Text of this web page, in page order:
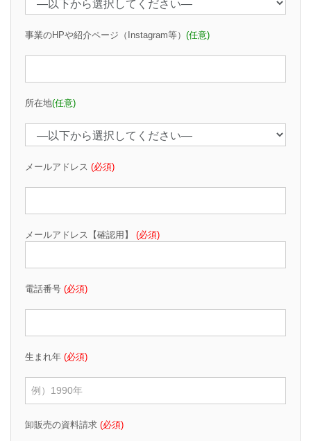
事業のHPや紹介ページ（Instagram等） (任意)
所在地(任意)
メールアドレス (必須)
メールアドレス【確認用】 (必須)
電話番号 (必須)
生まれ年 (必須)
卸販売の資料請求 (必須)